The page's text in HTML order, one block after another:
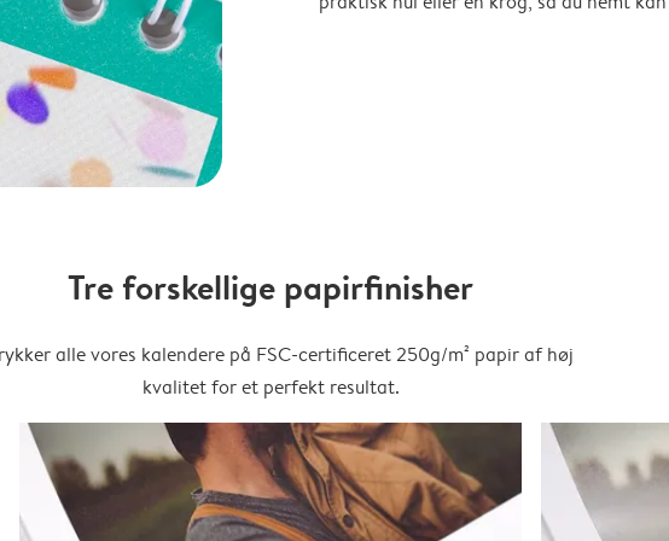
Tre forskellige papirfinisher
alle vores kalendere på FSC-certificeret 250g/m² papir af høj
kvalitet for et perfekt resultat.